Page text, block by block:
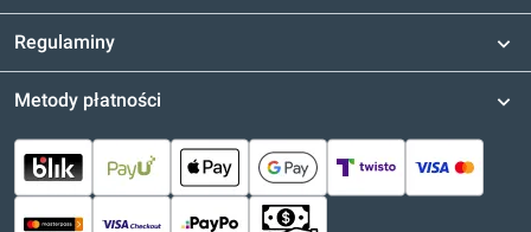
Regulaminy
Metody płatności